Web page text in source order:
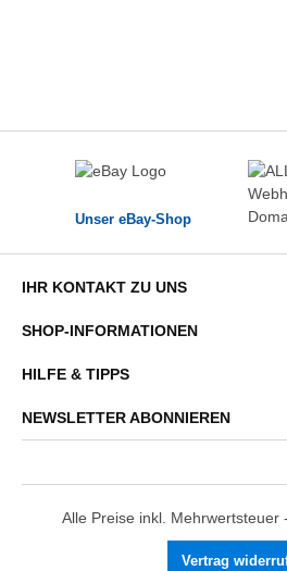
Unser eBay-Shop
IHR KONTAKT ZU UNS
SHOP-INFORMATIONEN
HILFE & TIPPS
NEWSLETTER ABONNIEREN
Alle Preise inkl. Mehrwertsteuer -
Vertrag